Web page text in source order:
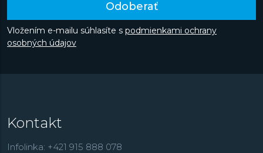
Odoberať
Vložením e-mailu súhlasíte s podmienkami ochrany
osobných údajov
Kontakt
Infolinka: +421 915 888 078